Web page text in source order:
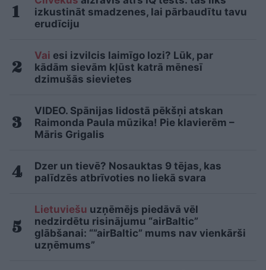
izkustināt smadzenes, lai pārbaudītu tavu
erudīciju
Vai esi izvilcis laimīgo lozi? Lūk, par
kādām sievām kļūst katrā mēnesī
dzimušās sievietes
VIDEO. Spānijas lidostā pēkšņi atskan
Raimonda Paula mūzika! Pie klavierēm –
Māris Grigalis
Dzer un tievē? Nosauktas 9 tējas, kas
palīdzēs atbrīvoties no liekā svara
Lietuviešu uzņēmējs piedāvā vēl
nedzirdētu risinājumu “airBaltic”
glābšanai: “”airBaltic” mums nav vienkārši
uzņēmums”